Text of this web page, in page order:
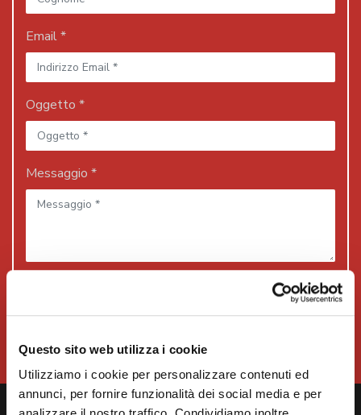
Questo sito web utilizza i cookie
Utilizziamo i cookie per personalizzare contenuti ed
annunci, per fornire funzionalità dei social media e per
Email *
Oggetto *
Messaggio *